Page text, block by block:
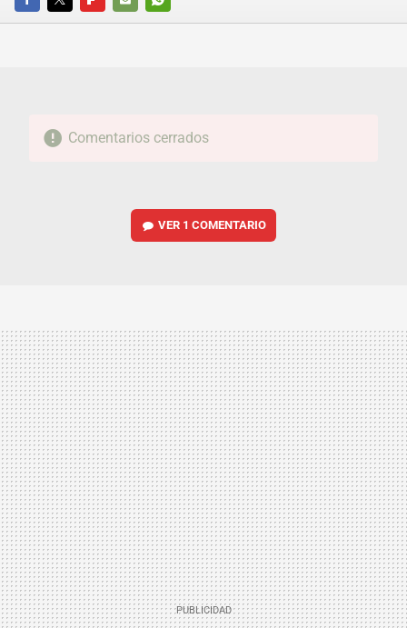
FACEBOOKTWITTERFLIPBOARD
E-
WHATSAPP
Comentarios cerrados
VER 1 COMENTARIO